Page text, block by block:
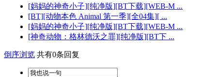
[妈妈的神奇小子][纯净版][BT下载][WEB-M ...
[BT][动物本色 Animal 第一季][全04集][ ...
[妈妈的神奇小子][纯净版][BT下载][WEB-M ...
[神奇动物：格林德沃之罪][纯净版][BT下 ...
倒序浏览 共有0条回复